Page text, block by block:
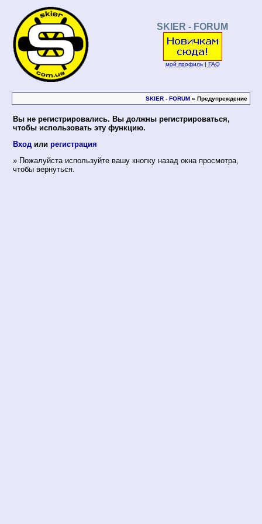
SKIER - FORUM
мой профиль| FAQ
SKIER - FORUM » Предупреждение
Вы не регистрировались. Вы должны регистрироваться,
чтобы использовать эту функцию.
Вход или регистрация
» Пожалуйста используйте вашу кнопку назад окна просмотра,
чтобы вернуться.